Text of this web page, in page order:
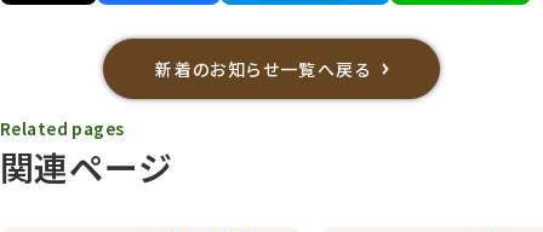
新着のお知らせ一覧へ戻る
関連ページ
Related pages